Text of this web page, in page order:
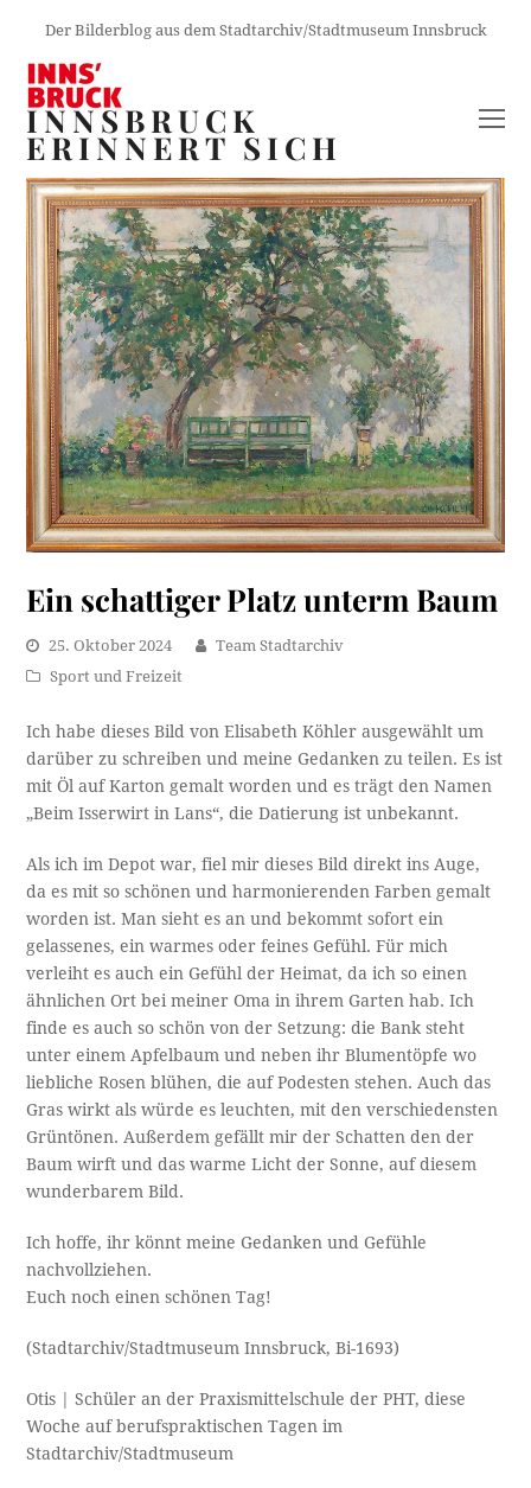
Der Bilderblog aus dem Stadtarchiv/Stadtmuseum Innsbruck
INNSBRUCK
ERINNERT SICH
Ein schattiger Platz unterm Baum
25. Oktober 2024
Team Stadtarchiv
Sport und Freizeit
Ich habe dieses Bild von Elisabeth Köhler ausgewählt um
darüber zu schreiben und meine Gedanken zu teilen. Es ist
mit Öl auf Karton gemalt worden und es trägt den Namen
„Beim Isserwirt in Lans“, die Datierung ist unbekannt.
Als ich im Depot war, fiel mir dieses Bild direkt ins Auge,
da es mit so schönen und harmonierenden Farben gemalt
worden ist. Man sieht es an und bekommt sofort ein
gelassenes, ein warmes oder feines Gefühl. Für mich
verleiht es auch ein Gefühl der Heimat, da ich so einen
ähnlichen Ort bei meiner Oma in ihrem Garten hab. Ich
finde es auch so schön von der Setzung: die Bank steht
unter einem Apfelbaum und neben ihr Blumentöpfe wo
liebliche Rosen blühen, die auf Podesten stehen. Auch das
Gras wirkt als würde es leuchten, mit den verschiedensten
Grüntönen. Außerdem gefällt mir der Schatten den der
Baum wirft und das warme Licht der Sonne, auf diesem
wunderbarem Bild.
Ich hoffe, ihr könnt meine Gedanken und Gefühle
nachvollziehen.
Euch noch einen schönen Tag!
(Stadtarchiv/Stadtmuseum Innsbruck, Bi-1693)
Otis | Schüler an der Praxismittelschule der PHT, diese
Woche auf berufspraktischen Tagen im
Stadtarchiv/Stadtmuseum